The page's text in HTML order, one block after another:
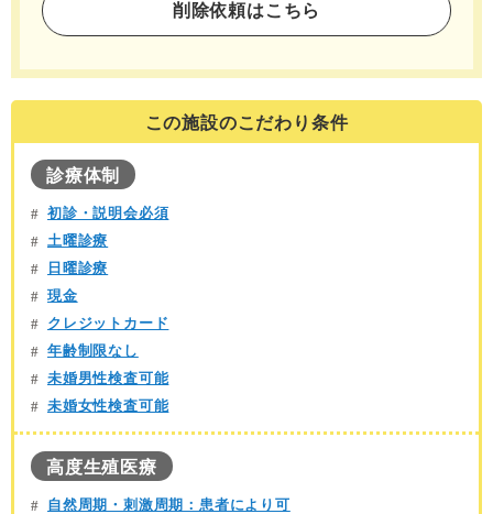
削除依頼はこちら
この施設のこだわり条件
診療体制
初診・説明会必須
土曜診療
日曜診療
現金
クレジットカード
年齢制限なし
未婚男性検査可能
未婚女性検査可能
高度生殖医療
自然周期・刺激周期：患者により可